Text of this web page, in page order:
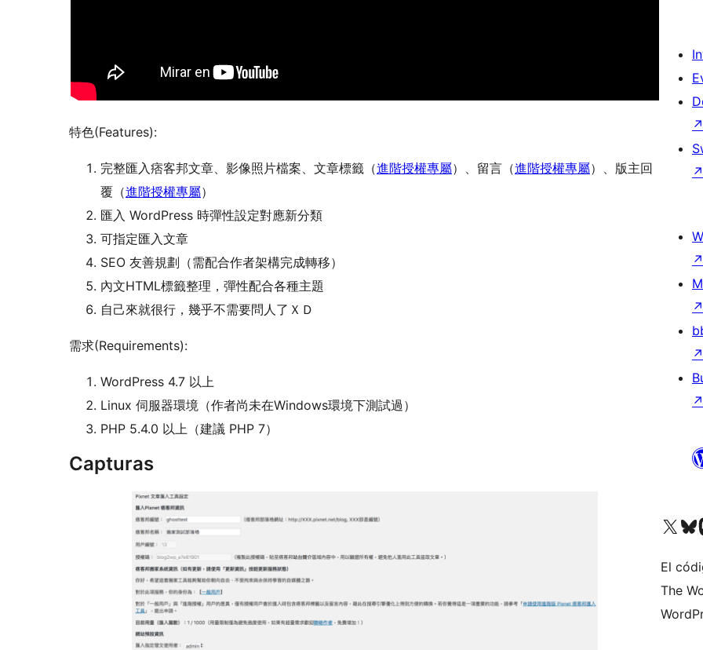
特色(Features):
完整匯入痞客邦文章、影像照片檔案、文章標籤（進階授權專屬）、留言（進階授權專屬）、版主回
覆（進階授權專屬）
匯入 WordPress 時彈性設定對應新分類
可指定匯入文章
SEO 友善規劃（需配合作者架構完成轉移）
內文HTML標籤整理，彈性配合各種主題
自己來就很行，幾乎不需要問人了ＸＤ
需求(Requirements):
WordPress 4.7 以上
Linux 伺服器環境（作者尚未在Windows環境下測試過）
PHP 5.4.0 以上（建議 PHP 7）
Capturas
↗
↗
↗
↗
↗
↗
Visita nuestra cuenta de
Visita
El
The